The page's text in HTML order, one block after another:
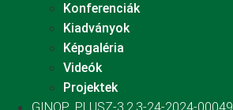
Konferenciák
Kiadványok
Képgaléria
Videók
Projektek